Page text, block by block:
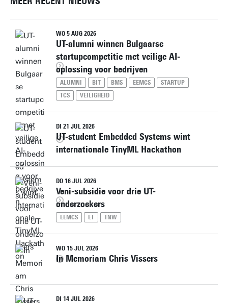
WO 5 AUG 2026
UT-alumni winnen Bulgaarse
startupcompetitie met veilige AI-
oplossing voor bedrijven
ALUMNI BIT BMS EEMCS
STARTUP
TCS
VEILIGHEID
DI 21 JUL 2026
UT-student Embedded Systems wint
internationale TinyML Hackathon
DO 16 JUL 2026
Veni-subsidie voor drie UT-
onderzoekers
EEMCS ET TNW
WO 15 JUL 2026
In Memoriam Chris Vissers
DI 14 JUL 2026